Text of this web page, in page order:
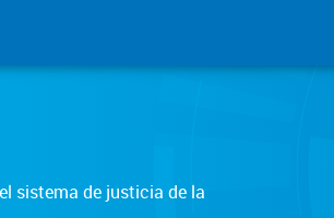
sistema de justicia de la